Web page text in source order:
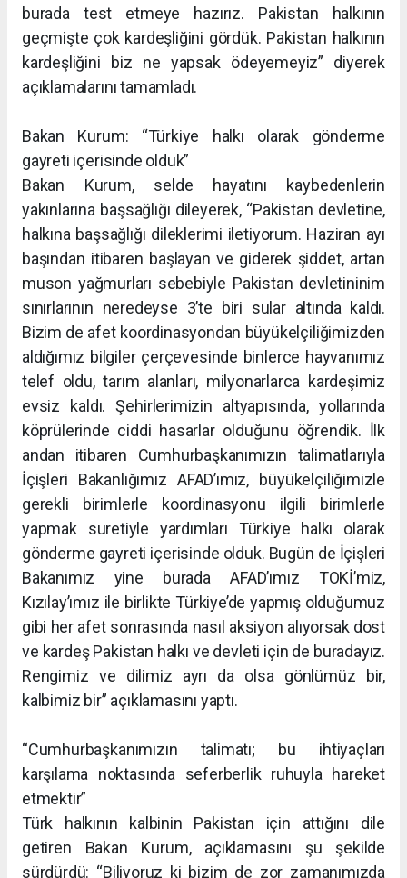
burada test etmeye hazırız. Pakistan halkının
geçmişte çok kardeşliğini gördük. Pakistan halkının
kardeşliğini biz ne yapsak ödeyemeyiz” diyerek
açıklamalarını tamamladı.
Bakan Kurum: “Türkiye halkı olarak gönderme
gayreti içerisinde olduk”
Bakan Kurum, selde hayatını kaybedenlerin
yakınlarına başsağlığı dileyerek, “Pakistan devletine,
halkına başsağlığı dileklerimi iletiyorum. Haziran ayı
başından itibaren başlayan ve giderek şiddet, artan
muson yağmurları sebebiyle Pakistan devletininim
sınırlarının neredeyse 3’te biri sular altında kaldı.
Bizim de afet koordinasyondan büyükelçiliğimizden
aldığımız bilgiler çerçevesinde binlerce hayvanımız
telef oldu, tarım alanları, milyonarlarca kardeşimiz
evsiz kaldı. Şehirlerimizin altyapısında, yollarında
köprülerinde ciddi hasarlar olduğunu öğrendik. İlk
andan itibaren Cumhurbaşkanımızın talimatlarıyla
İçişleri Bakanlığımız AFAD’ımız, büyükelçiliğimizle
gerekli birimlerle koordinasyonu ilgili birimlerle
yapmak suretiyle yardımları Türkiye halkı olarak
gönderme gayreti içerisinde olduk. Bugün de İçişleri
Bakanımız yine burada AFAD’ımız TOKİ’miz,
Kızılay’ımız ile birlikte Türkiye’de yapmış olduğumuz
gibi her afet sonrasında nasıl aksiyon alıyorsak dost
ve kardeş Pakistan halkı ve devleti için de buradayız.
Rengimiz ve dilimiz ayrı da olsa gönlümüz bir,
kalbimiz bir” açıklamasını yaptı.
“Cumhurbaşkanımızın talimatı; bu ihtiyaçları
karşılama noktasında seferberlik ruhuyla hareket
etmektir”
Türk halkının kalbinin Pakistan için attığını dile
getiren Bakan Kurum, açıklamasını şu şekilde
sürdürdü: “Biliyoruz ki bizim de zor zamanımızda